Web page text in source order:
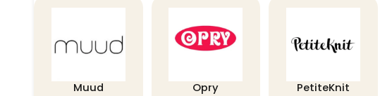
Muud Opry PetiteKnit